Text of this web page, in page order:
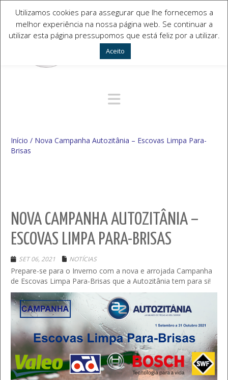
Navegação Alternativa
Início / Nova Campanha Autozitânia – Escovas Limpa Para-
Brisas
NOVA CAMPANHA AUTOZITÂNIA –
ESCOVAS LIMPA PARA-BRISAS
SET 06, 2021 NOTÍCIAS
Prepare-se para o Inverno com a nova e arrojada Campanha
de Escovas Limpa Para-Brisas que a Autozitânia tem para si!
Utilizamos cookies para assegurar que lhe fornecemos a
melhor experiência na nossa página web. Se continuar a
utilizar esta página pressupomos que está feliz por a utilizar.
Aceito